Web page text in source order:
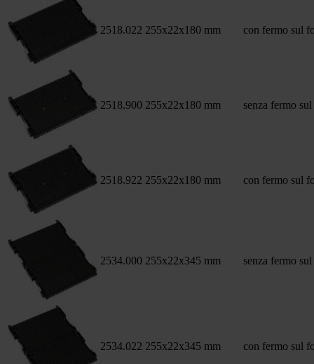
2518.022 255x22x180 mm con fermo sul
2518.900 255x22x180 mm senza fermo
2518.922 255x22x180 mm con fermo sul
2534.000 255x22x345 mm senza fermo
2534.022 255x22x345 mm con fermo sul